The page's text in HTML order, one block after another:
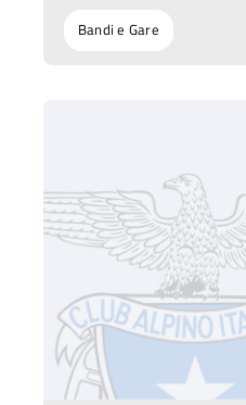
Bandi e Gare